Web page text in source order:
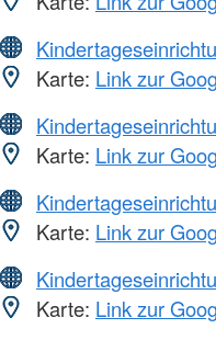
Karte: Link zur
Karte: Link zur
Karte: Link zur
Karte: Link zur